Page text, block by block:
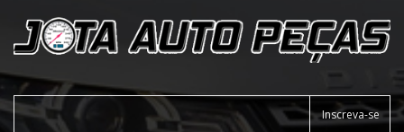
Inscreva-se